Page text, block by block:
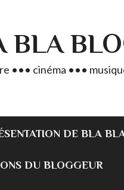
BLA
••• cinéma •••
DE BLA
DU BLOGGEUR